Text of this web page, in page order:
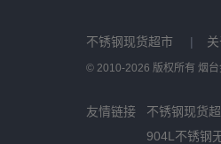
不锈钢现货超市 |
© 2010-2026 版权所有 烟
友情链接
不锈钢现货
904L不锈钢